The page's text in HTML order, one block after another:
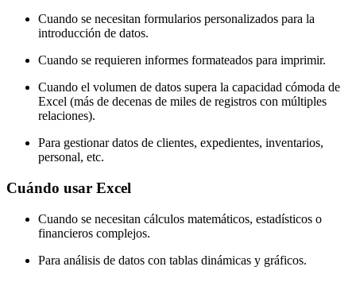
Cuando se necesitan formularios personalizados para la
introducción de datos.
Cuando se requieren informes formateados para imprimir.
Cuando el volumen de datos supera la capacidad cómoda de
Excel (más de decenas de miles de registros con múltiples
relaciones).
Para gestionar datos de clientes, expedientes, inventarios,
personal, etc.
Cuándo usar Excel
Cuando se necesitan cálculos matemáticos, estadísticos o
financieros complejos.
Para análisis de datos con tablas dinámicas y gráficos.